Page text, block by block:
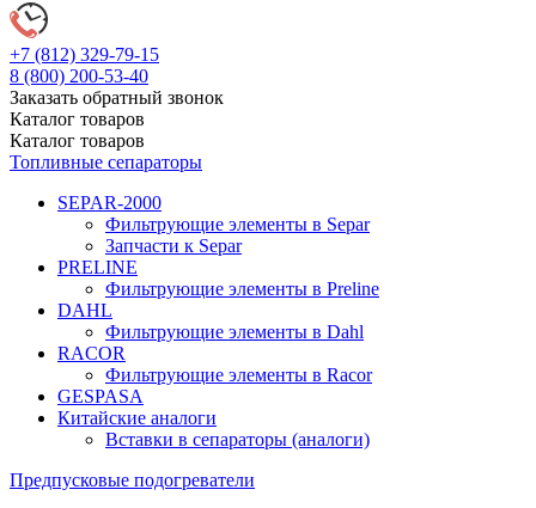
+7 (812) 329-79-15
8 (800) 200-53-40
Заказать обратный звонок
Каталог товаров
Каталог товаров
Топливные сепараторы
SEPAR-2000
Фильтрующие элементы в Separ
Запчасти к Separ
PRELINE
Фильтрующие элементы в Preline
DAHL
Фильтрующие элементы в Dahl
RACOR
Фильтрующие элементы в Racor
GESPASA
Китайские аналоги
Вставки в сепараторы (аналоги)
Предпусковые подогреватели